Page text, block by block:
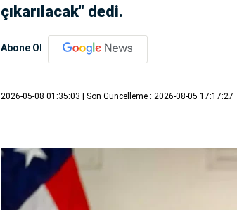
çıkarılacak" dedi.
Abone Ol
2026-05-08 01:35:03 | Son Güncelleme : 2026-08-05 17:17:27